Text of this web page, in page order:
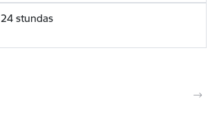
24 stundas